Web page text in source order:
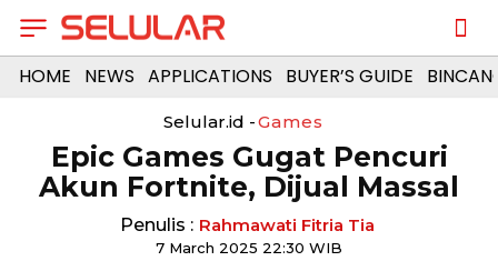
HOME NEWS APPLICATIONS BUYER’S GUIDE
Selular.id -Games
Epic Games Gugat Pencuri
Akun Fortnite, Dijual Massal
Penulis : Rahmawati Fitria Tia
7 March 2025 22:30 WIB